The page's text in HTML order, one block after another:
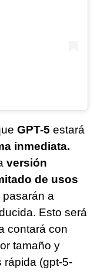
GPT-5 estará
inmediata.
versión
de usos
pasarán a
Esto será
contará con
tamaño y
rápida (gpt-5-